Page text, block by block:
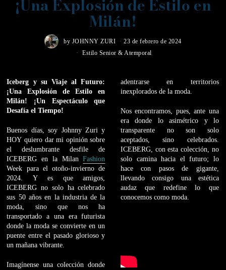
¡Una Explosión de Estilo en
Milán!
by JOHNNY ZURI
23 de febrero de 2024
Estilo Senior & Atemporal
Iceberg y su Viaje al Futuro:
¡Una Explosión de Estilo en
Milán! ¡Un Espectáculo que
Desafía el Tiempo!
Buenos días, soy Johnny Zuri y
HOY quiero dar mi opinión sobre
el deslumbrante desfile de
ICEBERG en la MilanFashion
Week para el otoño-invierno de
2024. Y es que amigos,
ICEBERG no solo ha celebrado
sus 50 años en la industria de la
moda, sino que nos ha
transportado a una era futurista
donde la moda se convierte en un
puente entre el pasado glorioso y
un mañana vibrante.
Imagínense una colección donde
adentrarse en territorios
inexplorados de la moda.
Nos encontramos, pues, ante una
era donde lo asimétrico y lo
transparente no son solo
aceptados, sino celebrados.
ICEBERG, con esta colección, no
solo camina hacia el futuro; lo
hace con pasos de gigante,
llevando consigo una estética
audaz que redefine lo que
conocemos como moda.